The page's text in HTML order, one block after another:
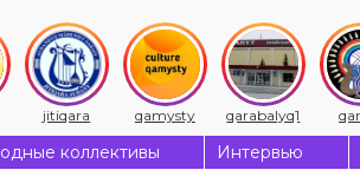
jitiqara qamysty qarabalyq1
коллективы Интервью